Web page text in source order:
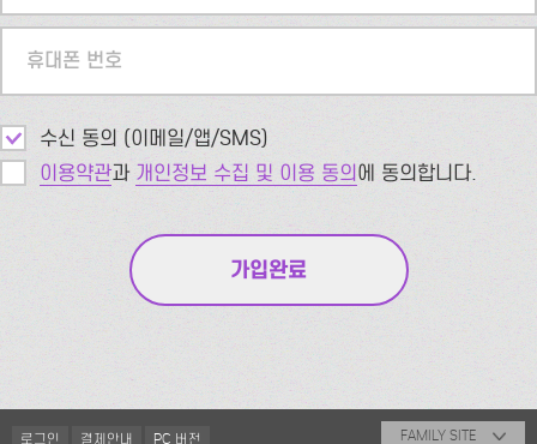
휴대폰 번호
수신 동의 (이메일/앱/SMS)
이용약관과 개인정보 수집 및 이용 동의에 동의합니다.
로그인 결제안내 PC 버전 FAMILY SITE